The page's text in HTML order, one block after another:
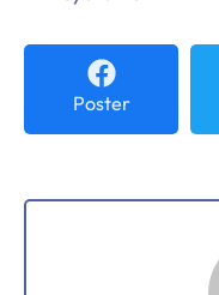
Poster